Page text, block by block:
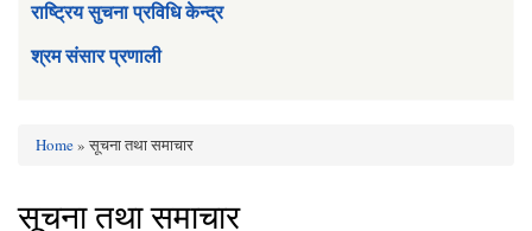
राष्ट्रिय सुचना प्रविधि केन्द्र
श्रम संसार प्रणाली
You are here
Home» सूचना तथा समाचार
सूचना तथा समाचार